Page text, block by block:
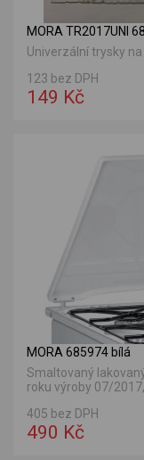
MORA TR2017UNI
Univerzální trysky na
123 bez DPH
149 Kč
MORA 685974 bílá
Smaltovaný
roku výroby 07/
405 bez DPH
490 Kč